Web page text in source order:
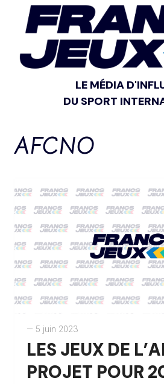
LE MÉDIA
DU SPORT
AFCNO
— 5 juin 2023
LES JEUX DE
PROJET POUR